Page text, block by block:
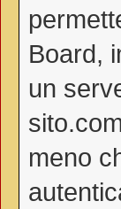
Board,
un
meno